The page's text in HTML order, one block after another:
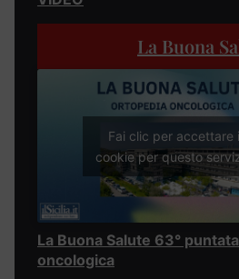
La Buona
Fai clic per accettare i
cookie per questo
La Buona Salute 63°
oncologica